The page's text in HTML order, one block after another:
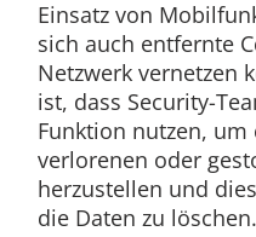
Einsatz von
sich auch entfernte
Netzwerk vernetzen
ist, dass Security-
Funktion nutzen,
verlorenen oder
herzustellen und
die Daten zu